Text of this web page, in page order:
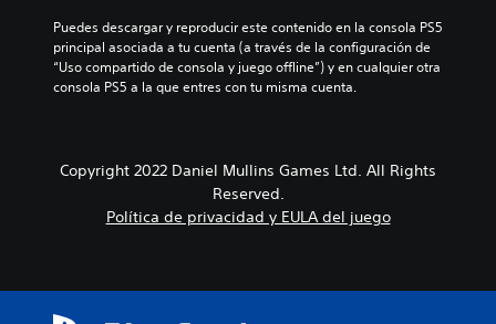
Puedes descargar y reproducir este contenido en la consola PS5
principal asociada a tu cuenta (a través de la configuración de
“Uso compartido de consola y juego offline”) y en cualquier otra
consola PS5 a la que entres con tu misma cuenta.
Copyright 2022 Daniel Mullins Games Ltd. All Rights
Reserved.
Política de privacidad y EULA del juego